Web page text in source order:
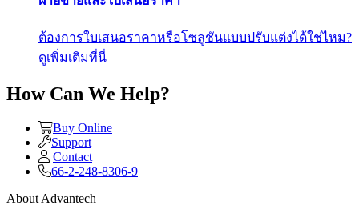
ต้องการใบเสนอราคาหรือโซลูชันแบบปรับแต่งได้ใช่ไหม?
ดูเพิ่มเติมที่นี่
How Can We Help?
Buy Online
Support
Contact
66-2-248-8306-9
About Advantech